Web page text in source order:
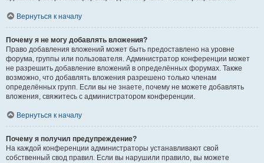
Вернуться к началу
Почему я не могу добавлять вложения?
Право добавления вложений может быть предоставлено на уровне
форума, группы или пользователя. Администратор конференции может
не разрешить добавление вложений в определённых форумах. Также
возможно, что добавлять вложения разрешено только членам
определённых групп. Если вы не знаете, почему не можете добавлять
вложения, свяжитесь с администратором конференции.
Вернуться к началу
Почему я получил предупреждение?
На каждой конференции администраторы устанавливают свой
собственный свод правил. Если вы нарушили правило, вы можете